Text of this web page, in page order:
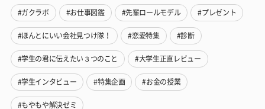
#ガクラボ #お仕事図鑑 #先輩ロールモデル #プレゼント
#ほんとにいい会社見つけ隊！ #恋愛特集 #診断
#学生の君に伝えたい３つのこと #大学生正直レビュー
#学生インタビュー #特集企画 #お金の授業
#もやもや解決ゼミ